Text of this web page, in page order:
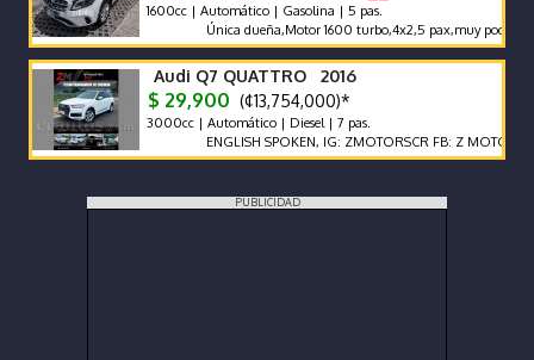
1600cc | Automático | Gasolina | 5 pas.
Única dueña,Motor 1600 turbo,4x2,5 pax,muy poco km
Audi Q7 QUATTRO 2016
$ 29,900 (¢13,754,000)*
3000cc | Automático | Diesel | 7 pas.
ENGLISH SPOKEN, IG: ZMOTORSCR FB: Z MOTORS.
PUBLICIDAD